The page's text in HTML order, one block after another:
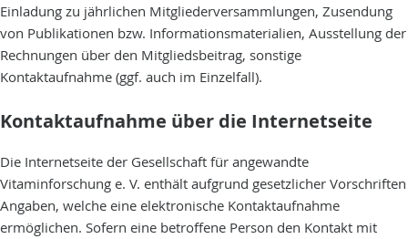
Einladung zu jährlichen Mitgliederversammlungen, Zusendung
von Publikationen bzw. Informationsmaterialien, Ausstellung der
Rechnungen über den Mitgliedsbeitrag, sonstige
Kontaktaufnahme (ggf. auch im Einzelfall).
Kontaktaufnahme über die Internetseite
Die Internetseite der Gesellschaft für angewandte
Vitaminforschung e. V. enthält aufgrund gesetzlicher Vorschriften
Angaben, welche eine elektronische Kontaktaufnahme
ermöglichen. Sofern eine betroffene Person den Kontakt mit